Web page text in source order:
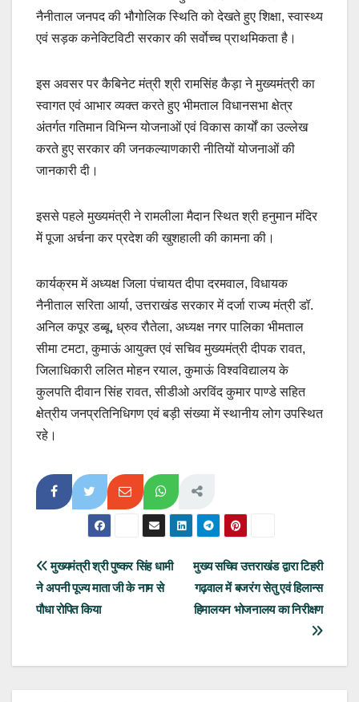
नैनीताल जनपद की भौगोलिक स्थिति को देखते हुए शिक्षा, स्वास्थ्य
एवं सड़क कनेक्टिविटी सरकार की सर्वाेच्च प्राथमिकता है।
इस अवसर पर कैबिनेट मंत्री श्री रामसिंह कैड़ा ने मुख्यमंत्री का
स्वागत एवं आभार व्यक्त करते हुए भीमताल विधानसभा क्षेत्र
अंतर्गत गतिमान विभिन्न योजनाओं एवं विकास कार्यों का उल्लेख
करते हुए सरकार की जनकल्याणकारी नीतियों योजनाओं की
जानकारी दी।
इससे पहले मुख्यमंत्री ने रामलीला मैदान स्थित श्री हनुमान मंदिर
में पूजा अर्चना कर प्रदेश की खुशहाली की कामना की।
कार्यक्रम में अध्यक्ष जिला पंचायत दीपा दरमवाल, विधायक
नैनीताल सरिता आर्या, उत्तराखंड सरकार में दर्जा राज्य मंत्री डॉ.
अनिल कपूर डब्बू, ध्रुव रौतेला, अध्यक्ष नगर पालिका भीमताल
सीमा टमटा, कुमाऊं आयुक्त एवं सचिव मुख्यमंत्री दीपक रावत,
जिलाधिकारी ललित मोहन रयाल, कुमाऊं विश्वविद्यालय के
कुलपति दीवान सिंह रावत, सीडीओ अरविंद कुमार पाण्डे सहित
क्षेत्रीय जनप्रतिनिधिगण एवं बड़ी संख्या में स्थानीय लोग उपस्थित
रहे।
Post
navigation
मुख्य सचिव उत्तराखंड द्वारा टिहरी
गढ़वाल में बजरंग सेतु एवं हिलान्स
हिमालयन भोजनालय का निरीक्षण
मुख्यमंत्री श्री पुष्कर सिंह धामी
ने अपनी पूज्य माता जी के नाम से
पौधा रोपित किया